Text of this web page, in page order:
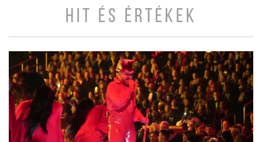
HIT ÉS ÉRTÉKEK